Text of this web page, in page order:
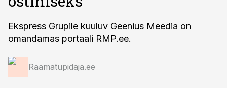
Ekspress Grupile kuuluv Geenius Meedia on
omandamas portaali RMP.ee.
Raamatupidaja.ee